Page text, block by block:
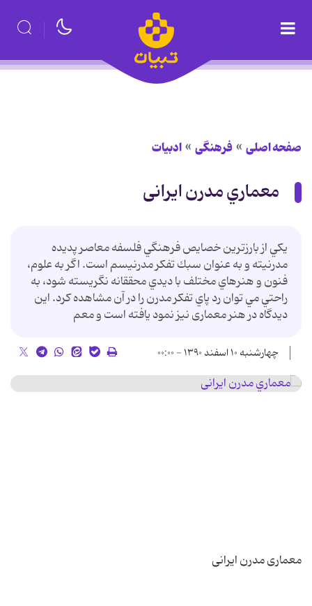
صفحه اصلی فرهنگی ادبیات
معماري مدرن ايرانی
يكي از بارزترين خصايص فرهنگي فلسفه معاصر پديده
مدرنيته و به عنوان سبك تفكر مدرنيسم است. اگر به علوم،
فنون و هنرهاي مختلف با ديدي محققانه نگريسته شود، به
راحتي مي توان رد پاي تفكر مدرن را در آن مشاهده كرد. این
دیدگاه در هنر معماری نیز نمود یافته است و معم
چهارشنبه ۱۰ اسفند ۱۳۹۰ - ۰۰:۰۰